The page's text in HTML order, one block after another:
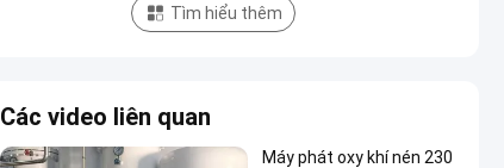
Tìm hiểu thêm
Các video liên quan
Máy phát oxy khí nén 230